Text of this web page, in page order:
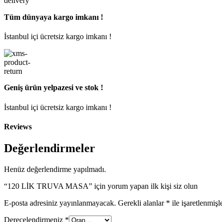
Tüm dünyaya kargo imkanı !
İstanbul içi ücretsiz kargo imkanı !
Geniş ürün yelpazesi ve stok !
İstanbul içi ücretsiz kargo imkanı !
Reviews
Değerlendirmeler
Henüz değerlendirme yapılmadı.
“120 LİK TRUVA MASA” için yorum yapan ilk kişi siz olun
E-posta adresiniz yayınlanmayacak. Gerekli alanlar * ile
Derecelendirmeniz *